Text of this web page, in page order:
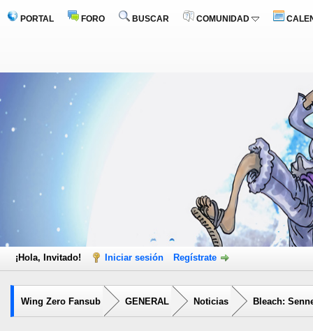
PORTAL FORO BUSCAR COMUNIDAD
¡Hola, Invitado! Iniciar sesión Regístrate
Wing Zero Fansub GENERAL Noticias Bleach: